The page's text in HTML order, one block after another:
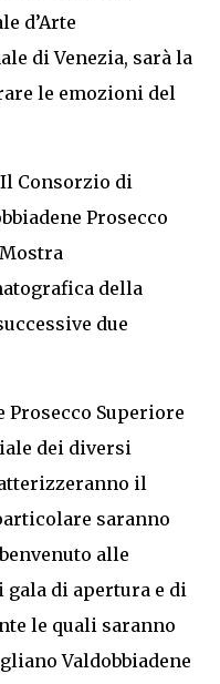
d’Arte
di Venezia, sarà la
le emozioni del
Il Consorzio di
Prosecco
della
due
Prosecco Superiore
dei diversi
il
saranno
alle
di apertura e di
le quali saranno
Valdobbiadene